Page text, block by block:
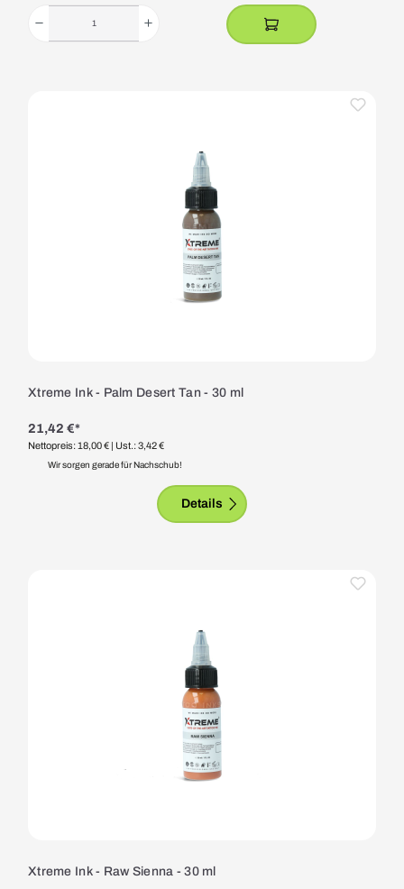
Xtreme Ink - Palm Desert Tan - 30 ml
21,42 €*
Nettopreis: 18,00 € | Ust.: 3,42 €
Wir sorgen gerade für Nachschub!
Details
Xtreme Ink - Raw Sienna - 30 ml